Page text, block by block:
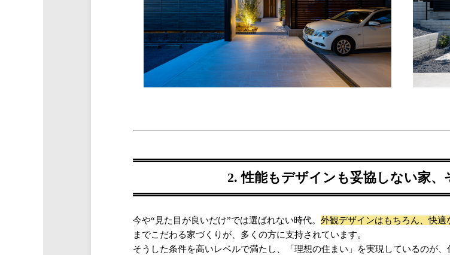
2. 性能もデザインも妥協しない家、
今や“見た目が良いだけ”では選ばれない時代。 外観デザインはもちろん、快
までこだわる家づくりが、多くの方に支持されています。
そうした条件を高いレベルで満たし、「理想の住まい」を実現しているのが